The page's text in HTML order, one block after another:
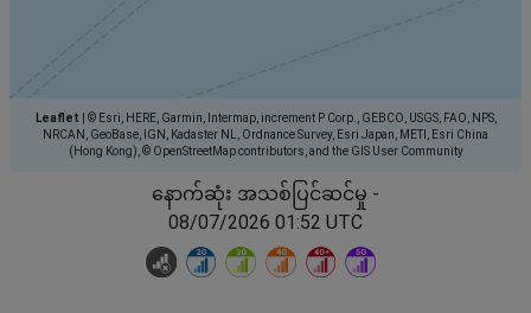
Leaflet
© Esri, HERE, Garmin, Intermap, increment P Corp., GEBCO, USGS, FAO, NPS,
NRCAN, GeoBase, IGN, Kadaster NL, Ordnance Survey, Esri Japan, METI, Esri China
(Hong Kong), © OpenStreetMap contributors, and the GIS User Community
နောက်ဆုံး အသစ်ပြင်ဆင်မှု -
08/07/2026 01:52 UTC